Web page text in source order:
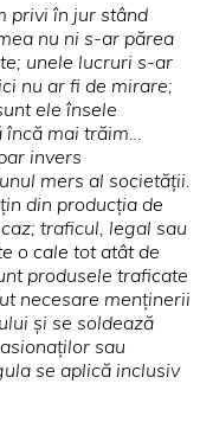
privi în jur stând
nu ni s-ar părea
unele lucruri s-ar
nu ar fi de mirare;
ele însele
mai trăim…
invers
mers al societăţii.
din producţia de
traficul, legal sau
o cale tot atât de
produsele traficate
necesare menţinerii
şi se soldează
sau
se aplică inclusiv